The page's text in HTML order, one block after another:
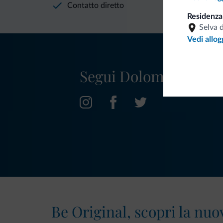
Selva
Vedi
Contatto diretto
Segui Dolomiti.it
Be Original, scopri la